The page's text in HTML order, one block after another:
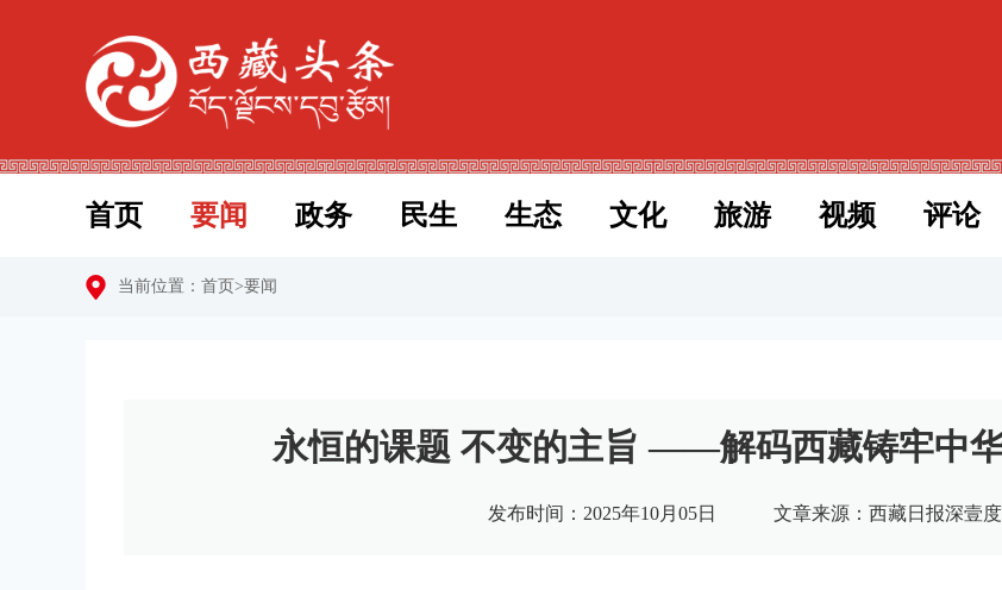
首页 要闻 政务 民生 生态 文化 旅游 视频 评论
当前位置： 首页 >要闻
永恒的课题 不变的主旨 ——解码西藏铸牢中
发布时间：2025年10月05日 文章来源：西藏日报深壹